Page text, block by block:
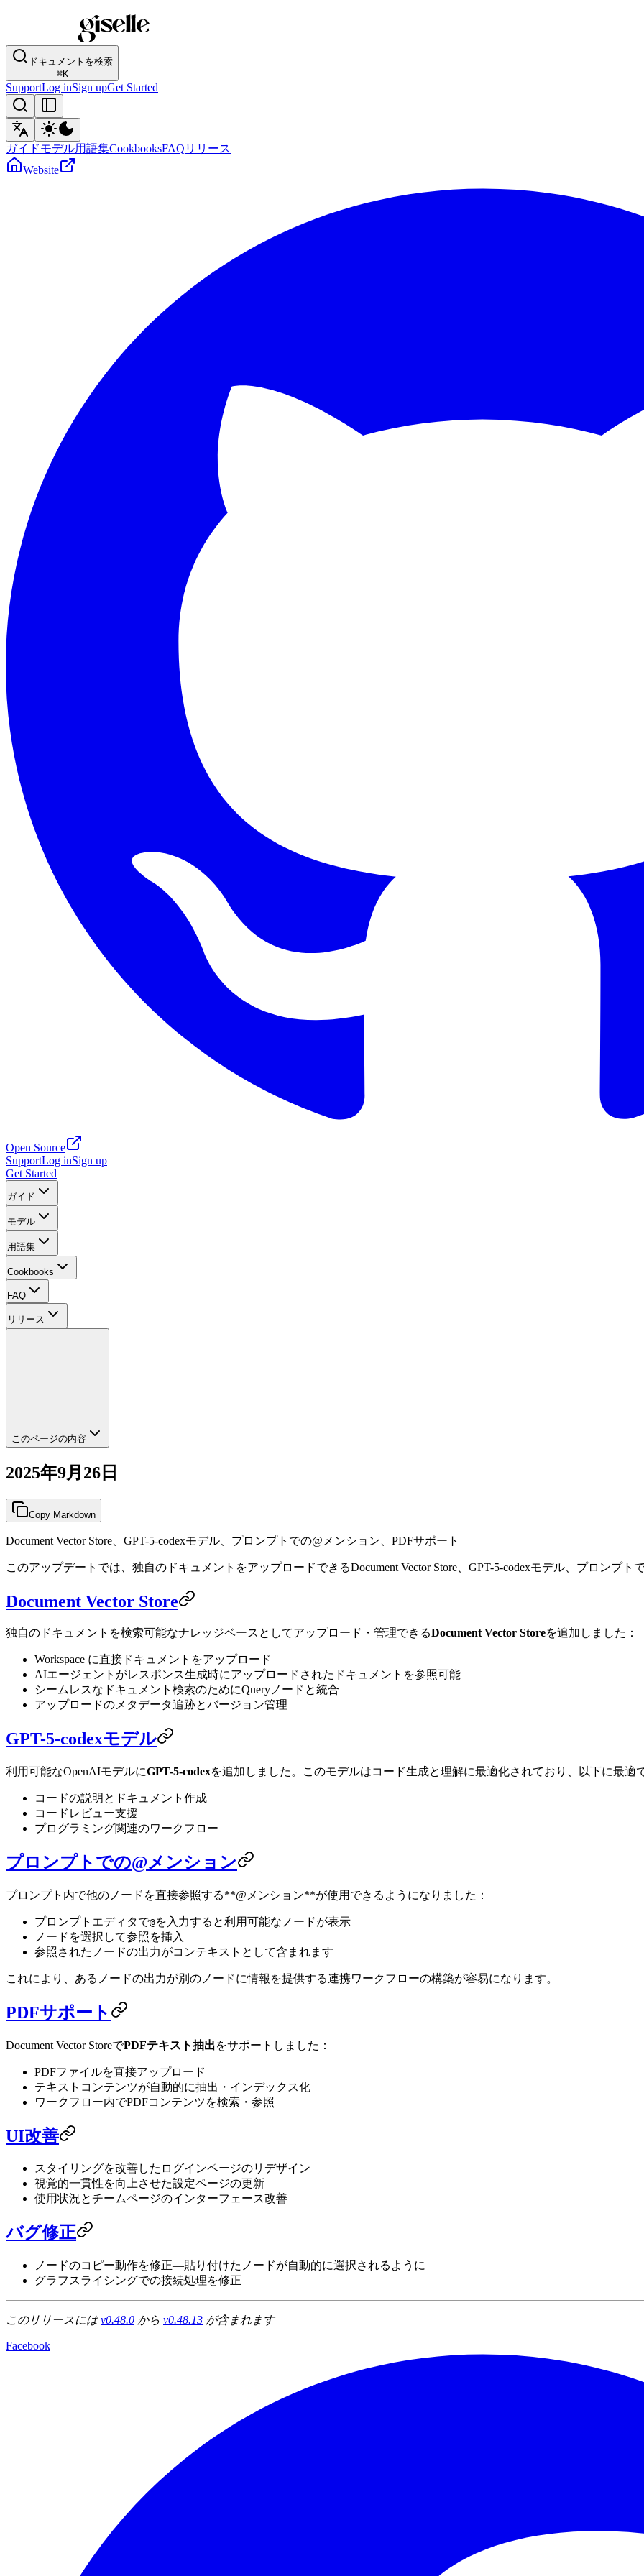
ドキュメントを検索
⌘K
SupportLog inSign upGet Started
ガイドモデル用語集CookbooksFAQ リリース
Website
Open Source
SupportLog inSign up
Get Started
ガイド
モデル
用語集
Cookbooks
FAQ
リリース
このページの内容
2025年9月26日
Copy Markdown
Document Vector Store、GPT-5-codexモデル、プロンプトでの@メンション、PDFサポート
このアップデートでは、独自のドキュメントをアップロードできるDocument Vector Store、GPT-5-codexモデル、プロンプ
Document Vector Store
独自のドキュメントを検索可能なナレッジベースとしてアップロード・管理できるDocument Vector Storeを追加しました：
Workspace に直接ドキュメントをアップロード
AIエージェントがレスポンス生成時にアップロードされたドキュメントを参照可能
シームレスなドキュメント検索のためにQueryノードと統合
アップロードのメタデータ追跡とバージョン管理
GPT-5-codexモデル
利用可能なOpenAIモデルにGPT-5-codexを追加しました。このモデルはコード生成と理解に最適化されており、以下に最適
コードの説明とドキュメント作成
コードレビュー支援
プログラミング関連のワークフロー
プロンプトでの@メンション
プロンプト内で他のノードを直接参照する**@メンション**が使用できるようになりました：
プロンプトエディタで@を入力すると利用可能なノードが表示
ノードを選択して参照を挿入
参照されたノードの出力がコンテキストとして含まれます
これにより、あるノードの出力が別のノードに情報を提供する連携ワークフローの構築が容易になります。
PDFサポート
Document Vector StoreでPDFテキスト抽出をサポートしました：
PDFファイルを直接アップロード
テキストコンテンツが自動的に抽出・インデックス化
ワークフロー内でPDFコンテンツを検索・参照
UI改善
スタイリングを改善したログインページのリデザイン
視覚的一貫性を向上させた設定ページの更新
使用状況とチームページのインターフェース改善
バグ修正
ノードのコピー動作を修正—貼り付けたノードが自動的に選択されるように
グラフスライシングでの接続処理を修正
このリリースにはv0.48.0 から v0.48.13 が含まれます
Facebook